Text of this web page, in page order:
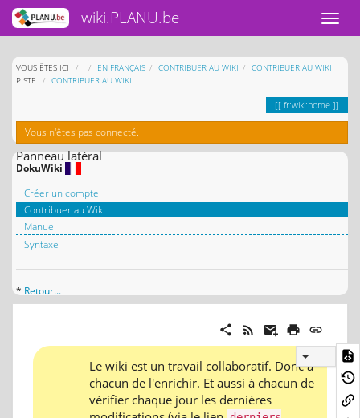
wiki.PLANU.be
VOUS ÊTES ICI HOMEEN FRANÇAIS CONTRIBUER AU WIKI
CONTRIBUER AU WIKI
PISTE
CONTRIBUER AU WIKI
fr:wiki:home
Vous n'êtes pas connecté.
Panneau latéral
DokuWiki
Créer un compte
Contribuer au Wiki
Manuel
Syntaxe
* Retour...
Le wiki est un travail collaboratif. Donc à
chacun de l'enrichir. Et aussi à chacun de
vérifier chaque jour les dernières